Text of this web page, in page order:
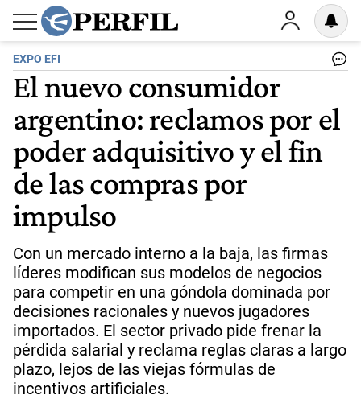
EXPO EFI
El nuevo consumidor
argentino: reclamos por el
poder adquisitivo y el fin
de las compras por
impulso
Con un mercado interno a la baja, las firmas
líderes modifican sus modelos de negocios
para competir en una góndola dominada por
decisiones racionales y nuevos jugadores
importados. El sector privado pide frenar la
pérdida salarial y reclama reglas claras a largo
plazo, lejos de las viejas fórmulas de
incentivos artificiales.